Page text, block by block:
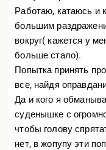
Работаю, катаюсь и
большим
вокруг( кажется у
больше стало).
Попытка принять
все, найдя
Да и кого я
суденышке с
чтобы голову
нет, в жопупу эти